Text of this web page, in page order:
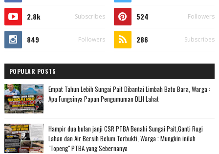
2.8k Subscribes 524 Followers
849 Followers 286 Subscribes
POPULAR POSTS
Empat Tahun Lebih Sungai Pait Dibantai Limbah Batu Bara, Warga :
Apa Fungsinya Papan Pengumuman DLH Lahat
Hampir dua bulan janji CSR PTBA Benahi Sungai Pait,Ganti Rugi
Lahan dan Air Bersih Belum Terbukti, Warga : Mungkin inilah
"Topeng" PTBA yang Sebernanya